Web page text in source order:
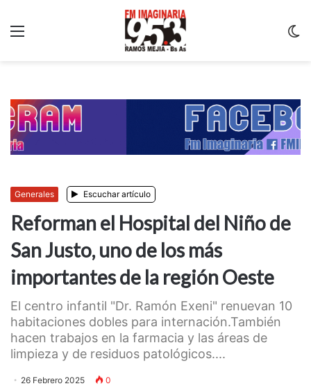
Generales Escuchar artículo
Reforman el Hospital del Niño de
San Justo, uno de los más
importantes de la región Oeste
El centro infantil "Dr. Ramón Exeni" renuevan 10
habitaciones dobles para internación.También
hacen trabajos en la farmacia y las áreas de
limpieza y de residuos patológicos....
26 Febrero 2025 0